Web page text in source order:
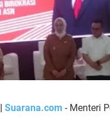
Suarana.com - Menteri